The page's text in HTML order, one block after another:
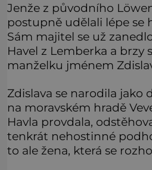
Jenže z původního
postupně udělali lépe se
Sám majitel se už
Havel z Lemberka a brzy
manželku jménem
Zdislava se narodila jako
na moravském hradě
Havla provdala,
tenkrát nehostinné
to ale žena, která se